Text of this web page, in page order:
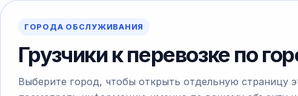
ГОРОДА ОБСЛУЖИВАНИЯ
Грузчики к перевозке по
Выберите город, чтобы открыть отдельную страницу